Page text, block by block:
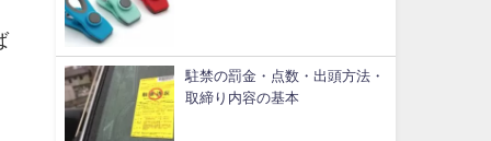
駐禁の罰金・点数・出頭方法・
取締り内容の基本